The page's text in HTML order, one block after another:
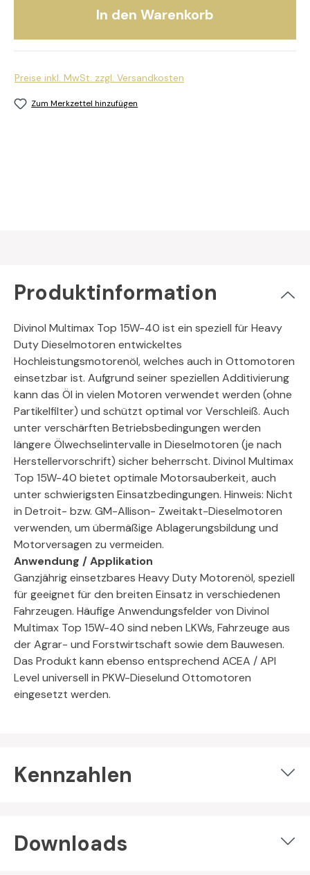
In den Warenkorb
Preise inkl. MwSt. zzgl. Versandkosten
Zum Merkzettel hinzufügen
Produktinformation
Divinol Multimax Top 15W-40 ist ein speziell für Heavy
Duty Dieselmotoren entwickeltes
Hochleistungsmotorenöl, welches auch in Ottomotoren
einsetzbar ist. Aufgrund seiner speziellen Additivierung
kann das Öl in vielen Motoren verwendet werden (ohne
Partikelfilter) und schützt optimal vor Verschleiß. Auch
unter verschärften Betriebsbedingungen werden
längere Ölwechselintervalle in Dieselmotoren (je nach
Herstellervorschrift) sicher beherrscht. Divinol Multimax
Top 15W-40 bietet optimale Motorsauberkeit, auch
unter schwierigsten Einsatzbedingungen. Hinweis: Nicht
in Detroit- bzw. GM-Allison- Zweitakt-Dieselmotoren
verwenden, um übermäßige Ablagerungsbildung und
Motorversagen zu vermeiden.
Anwendung / Applikation
Ganzjährig einsetzbares Heavy Duty Motorenöl, speziell
für geeignet für den breiten Einsatz in verschiedenen
Fahrzeugen. Häufige Anwendungsfelder von Divinol
Multimax Top 15W-40 sind neben LKWs, Fahrzeuge aus
der Agrar- und Forstwirtschaft sowie dem Bauwesen.
Das Produkt kann ebenso entsprechend ACEA / API
Level universell in PKW-Dieselund Ottomotoren
eingesetzt werden.
Kennzahlen
Downloads